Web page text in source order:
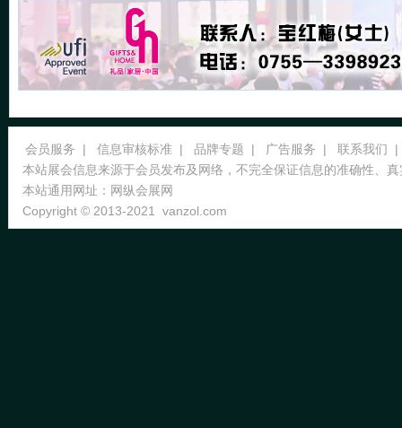
会员服务 | 信息审核标准 | 品牌专题 | 广告服务 | 联系我们
|
本站展会信息来源于会员发布及网络，不完全保证信息的准确性、
本站通用网址： 网纵会展网
Copyright © 2013-2021 vanzol.com